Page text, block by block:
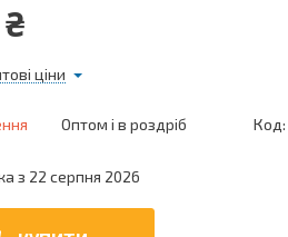
ціни
Оптом і в роздріб Код:
з 22 серпня 2026